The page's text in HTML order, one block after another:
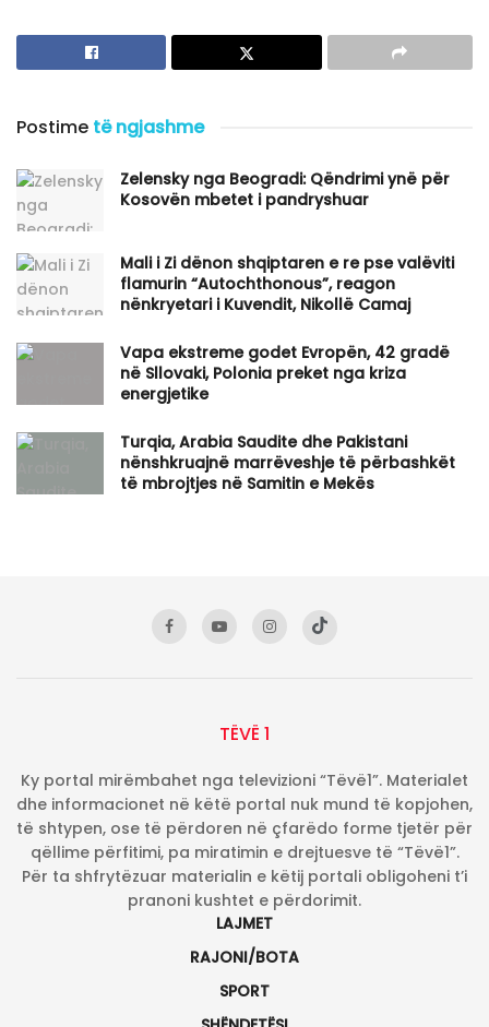
Postime të ngjashme
Zelensky nga Beogradi: Qëndrimi ynë për
Kosovën mbetet i pandryshuar
​Mali i Zi dënon shqiptaren e re pse valëviti
flamurin “Autochthonous”, reagon
nënkryetari i Kuvendit, Nikollë Camaj
Vapa ekstreme godet Evropën, 42 gradë
në Sllovaki, Polonia preket nga kriza
energjetike
Turqia, Arabia Saudite dhe Pakistani
nënshkruajnë marrëveshje të përbashkët
të mbrojtjes në Samitin e Mekës
TËVË 1
Ky portal mirëmbahet nga televizioni “Tëvë1”. Materialet
dhe informacionet në këtë portal nuk mund të kopjohen,
të shtypen, ose të përdoren në çfarëdo forme tjetër për
qëllime përfitimi, pa miratimin e drejtuesve të “Tëvë1”.
Për ta shfrytëzuar materialin e këtij portali obligoheni t’i
pranoni kushtet e përdorimit.
LAJMET
RAJONI/BOTA
SPORT